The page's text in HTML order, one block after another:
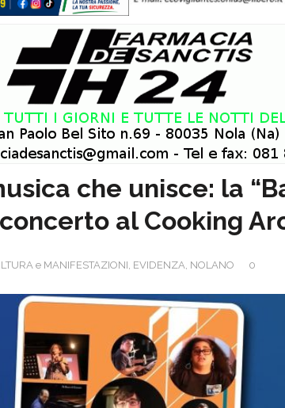
che unisce: la
al Cooking
e MANIFESTAZIONI, EVIDENZA, NOLANO 0